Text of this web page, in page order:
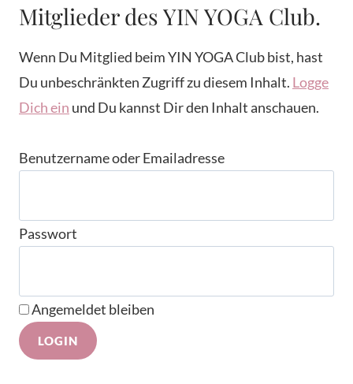
Mitglieder des YIN YOGA Club.
Wenn Du Mitglied beim YIN YOGA Club bist, hast
Du unbeschränkten Zugriff zu diesem Inhalt. Logge
Dich ein und Du kannst Dir den Inhalt anschauen.
Benutzername oder Emailadresse
Passwort
Angemeldet bleiben